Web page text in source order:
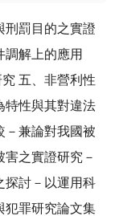
刑罰目的之實證
調解上的應用
五、非營利性
特性與其對違法
－兼論對我國被
之實證研究－
探討－以運用科
罪研究論文集